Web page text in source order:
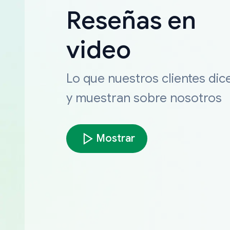
Reseñas en
video
Lo que nuestros clientes
y muestran sobre nosotros
Mostrar